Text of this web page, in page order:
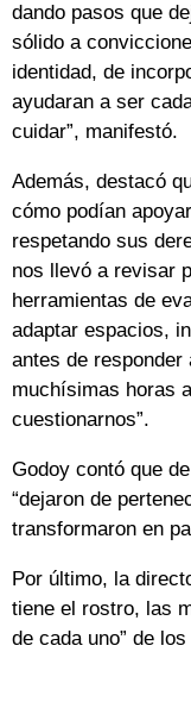
dando pasos que
sólido a
identidad, de
ayudaran a ser
cuidar”, manifestó.
Además, destacó
cómo podían
respetando sus
nos llevó a revisar
herramientas de
adaptar espacios,
antes de responder
muchísimas horas
cuestionarnos”.
Godoy contó que
“dejaron de
transformaron en
Por último, la
tiene el rostro, las
de cada uno” de